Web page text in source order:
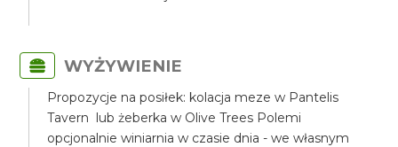
WYŻYWIENIE
Propozycje na posiłek: kolacja meze w Pantelis
Tavern lub żeberka w Olive Trees Polemi
opcjonalnie winiarnia w czasie dnia - we własnym